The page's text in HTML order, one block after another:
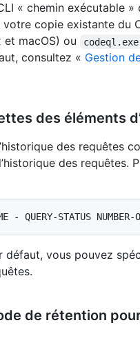
« chemin exécutable »
copie existante du
et macOS) ou codeql.exe
consultez « Gestion
des éléments
des requêtes
des requêtes.
défaut, vous pouvez
de rétention